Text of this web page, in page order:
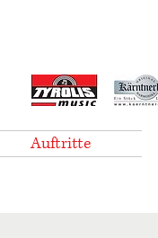
Auftritte